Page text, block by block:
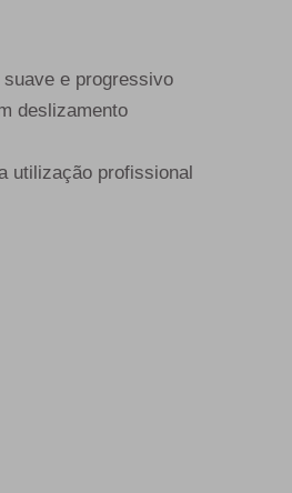
e progressivo
deslizamento
utilização profissional